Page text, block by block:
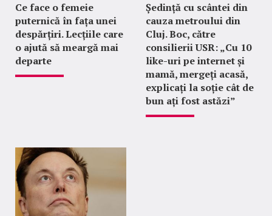
Ce face o femeie
puternică în fața unei
despărțiri. Lecțiile care
o ajută să meargă mai
departe
Ședință cu scântei din
cauza metroului din
Cluj. Boc, către
consilierii USR: „Cu 10
like-uri pe internet și
mamă, mergeți acasă,
explicați la soție cât de
bun ați fost astăzi”